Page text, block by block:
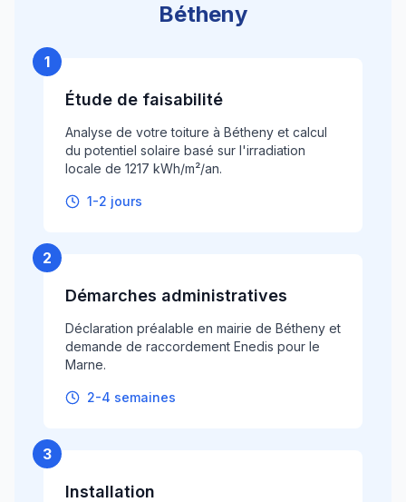
Bétheny
1
Étude de faisabilité
Analyse de votre toiture à Bétheny et calcul
du potentiel solaire basé sur l'irradiation
locale de 1217 kWh/m²/an.
1-2 jours
2
Démarches administratives
Déclaration préalable en mairie de Bétheny et
demande de raccordement Enedis pour le
Marne.
2-4 semaines
3
Installation